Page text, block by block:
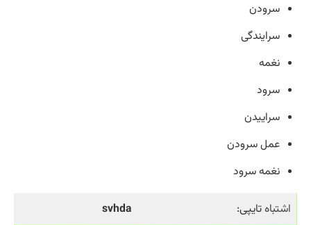
سرودن
سرایندگی
نغمه
سرود
سراییدن
عمل سرودن
نغمه سرود
اشتباهتایپی:
svhda